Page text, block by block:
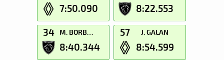
7:50.090 8:22.553
34 M. BORBOLLA
8:40.344
57 J. GALAN
8:54.599